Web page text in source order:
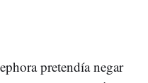
pretendía negar